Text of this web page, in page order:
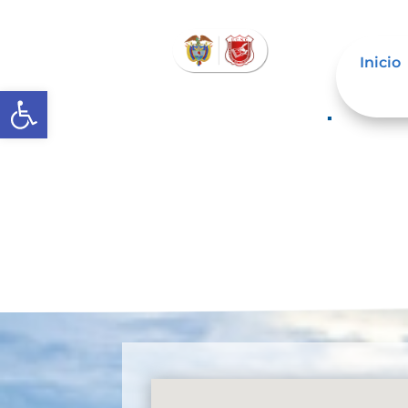
Abrir barra de herramientas
Inicio
Normatividad